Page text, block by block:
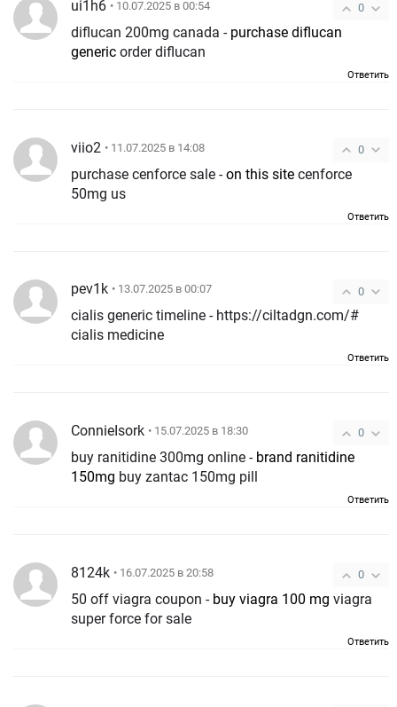
0
ui1h6 • 10.07.2025 в 00:54
diflucan 200mg canada - purchase diflucan
generic order diflucan
Ответить
0
viio2 • 11.07.2025 в 14:08
purchase cenforce sale -on this site cenforce
50mg us
Ответить
0
pev1k • 13.07.2025 в 00:07
cialis generic timeline - https://ciltadgn.com/#
cialis medicine
Ответить
0
ConnieIsork • 15.07.2025 в 18:30
buy ranitidine 300mg online - brand ranitidine
150mg buy zantac 150mg pill
Ответить
0
8124k • 16.07.2025 в 20:58
50 off viagra coupon - buy viagra 100 mg viagra
super force for sale
Ответить